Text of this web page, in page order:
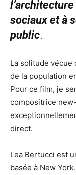
sociaux et à
public.
La solitude vécue
de la population
Pour ce film, je
compositrice
direct.
Lea Bertucci est
basée à New